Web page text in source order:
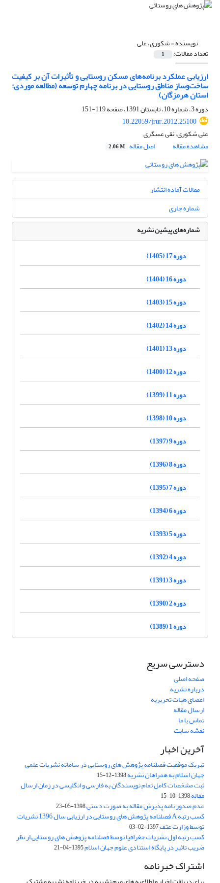
نویسنده =شکوری، علی
تعداد مقالات: 1
ارزیابی عملکرد برنامه‌های مسکن روستایی و تأثیرات آن بر کیفیت
ساخت‌وساز مناطق روستایی در برنامه چهارم توسعه (مطالعه موردی:
استان هرمزگان)
دوره 3، شماره 10، تابستان 1391، صفحه
119-151
10.22059/jrur.2012.25100
علی شکوری، نقی عسگری
مشاهده مقاله
اصل مقاله 2.06 M
مقالات آماده انتشار
شماره جاری
شماره‌های پیشین نشریه
دوره 17 (1405)
دوره 16 (1404)
دوره 15 (1403)
دوره 14 (1402)
دوره 13 (1401)
دوره 12 (1400)
دوره 11 (1399)
دوره 10 (1398)
دوره 9 (1397)
دوره 8 (1396)
دوره 7 (1395)
دوره 6 (1394)
دوره 5 (1393)
دوره 4 (1392)
دوره 3 (1391)
دوره 2 (1390)
دوره 1 (1389)
دسترسی سریع
صفحه اصلی
درباره نشریه
اعضای هیات تحریریه
ارسال مقاله
تماس با ما
نقشه سایت
آخرین اخبار
تبریک موفقیت فصلنامه پژوهش های روستایی در سامانه نشریات علمی
جهان اسلام به همراهان نشریه1398-12-15
ثبت مشخصات کامل تمام نویسندگان به فارسی و انگلیسی در زمان ارسال
مقاله1398-10-15
عدم صدور نامه پذیرش مقاله به صورت دستی1398-05-23
کسب رتبه A فصلنامه پژوهش های روستایی در ارزیابی سال 1396 نشریات
توسط وزارت عتف1397-02-03
کسب رتبه اول نشریات جغرافیا توسط فصلنامه پژوهش های روستایی از نظر
ضریب تاثیر در پایگاه استنادی علوم جهان اسلام1395-04-21
اشتراک خبرنامه